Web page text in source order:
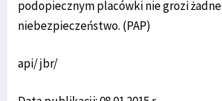
podopiecznym placówki nie grozi żadne
niebezpieczeństwo. (PAP)
api/ jbr/